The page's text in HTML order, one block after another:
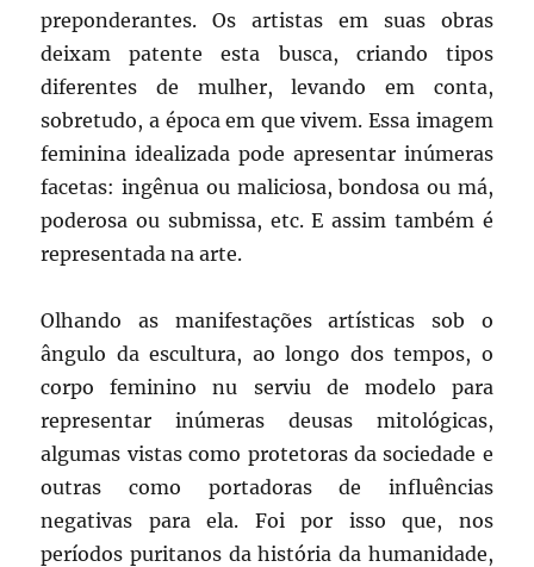
preponderantes. Os artistas em suas obras
deixam patente esta busca, criando tipos
diferentes de mulher, levando em conta,
sobretudo, a época em que vivem. Essa imagem
feminina idealizada pode apresentar inúmeras
facetas: ingênua ou maliciosa, bondosa ou má,
poderosa ou submissa, etc. E assim também é
representada na arte.
Olhando as manifestações artísticas sob o
ângulo da escultura, ao longo dos tempos, o
corpo feminino nu serviu de modelo para
representar inúmeras deusas mitológicas,
algumas vistas como protetoras da sociedade e
outras como portadoras de influências
negativas para ela. Foi por isso que, nos
períodos puritanos da história da humanidade,